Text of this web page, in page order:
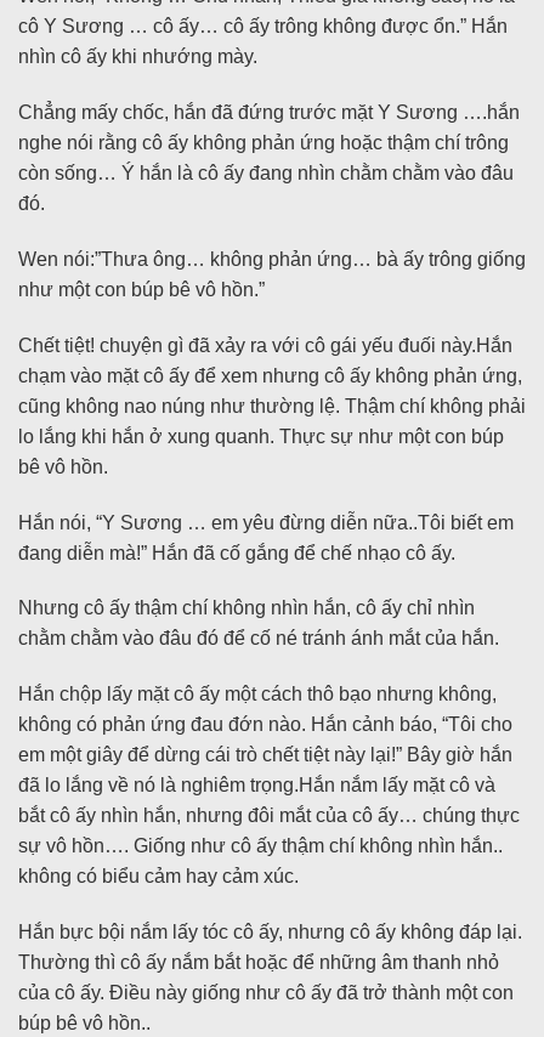
cô Y Sương … cô ấy… cô ấy trông không được ổn.” Hắn
nhìn cô ấy khi nhướng mày.
Chẳng mấy chốc, hắn đã đứng trước mặt Y Sương ….hắn
nghe nói rằng cô ấy không phản ứng hoặc thậm chí trông
còn sống… Ý hắn là cô ấy đang nhìn chằm chằm vào đâu
đó.
Wen nói:”Thưa ông… không phản ứng… bà ấy trông giống
như một con búp bê vô hồn.”
Chết tiệt! chuyện gì đã xảy ra với cô gái yếu đuối này.Hắn
chạm vào mặt cô ấy để xem nhưng cô ấy không phản ứng,
cũng không nao núng như thường lệ. Thậm chí không phải
lo lắng khi hắn ở xung quanh. Thực sự như một con búp
bê vô hồn.
Hắn nói, “Y Sương … em yêu đừng diễn nữa..Tôi biết em
đang diễn mà!” Hắn đã cố gắng để chế nhạo cô ấy.
Nhưng cô ấy thậm chí không nhìn hắn, cô ấy chỉ nhìn
chằm chằm vào đâu đó để cố né tránh ánh mắt của hắn.
Hắn chộp lấy mặt cô ấy một cách thô bạo nhưng không,
không có phản ứng đau đớn nào. Hắn cảnh báo, “Tôi cho
em một giây để dừng cái trò chết tiệt này lại!” Bây giờ hắn
đã lo lắng về nó là nghiêm trọng.Hắn nắm lấy mặt cô và
bắt cô ấy nhìn hắn, nhưng đôi mắt của cô ấy… chúng thực
sự vô hồn…. Giống như cô ấy thậm chí không nhìn hắn..
không có biểu cảm hay cảm xúc.
Hắn bực bội nắm lấy tóc cô ấy, nhưng cô ấy không đáp lại.
Thường thì cô ấy nắm bắt hoặc để những âm thanh nhỏ
của cô ấy. Điều này giống như cô ấy đã trở thành một con
búp bê vô hồn..